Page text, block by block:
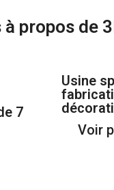
propos de
7
Usine
Voir